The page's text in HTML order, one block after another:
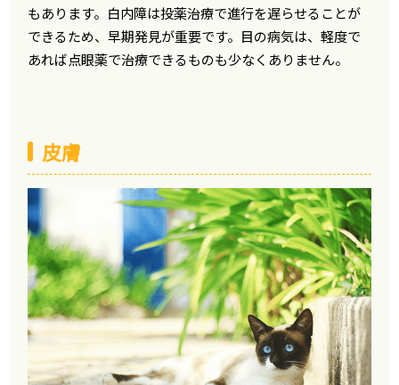
もあります。白内障は投薬治療で進行を遅らせることが
できるため、早期発見が重要です。目の病気は、軽度で
あれば点眼薬で治療できるものも少なくありません。
皮膚